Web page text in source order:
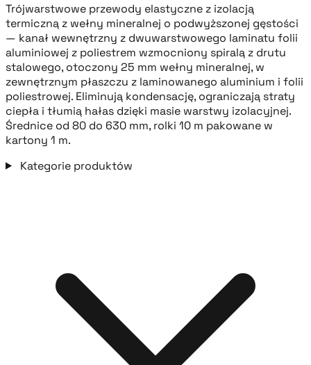
Trójwarstwowe przewody elastyczne z izolacją
termiczną z wełny mineralnej o podwyższonej gęstości
— kanał wewnętrzny z dwuwarstwowego laminatu folii
aluminiowej z poliestrem wzmocniony spiralą z drutu
stalowego, otoczony 25 mm wełny mineralnej, w
zewnętrznym płaszczu z laminowanego aluminium i folii
poliestrowej. Eliminują kondensację, ograniczają straty
ciepła i tłumią hałas dzięki masie warstwy izolacyjnej.
Średnice od 80 do 630 mm, rolki 10 m pakowane w
kartony 1 m.
Kategorie produktów